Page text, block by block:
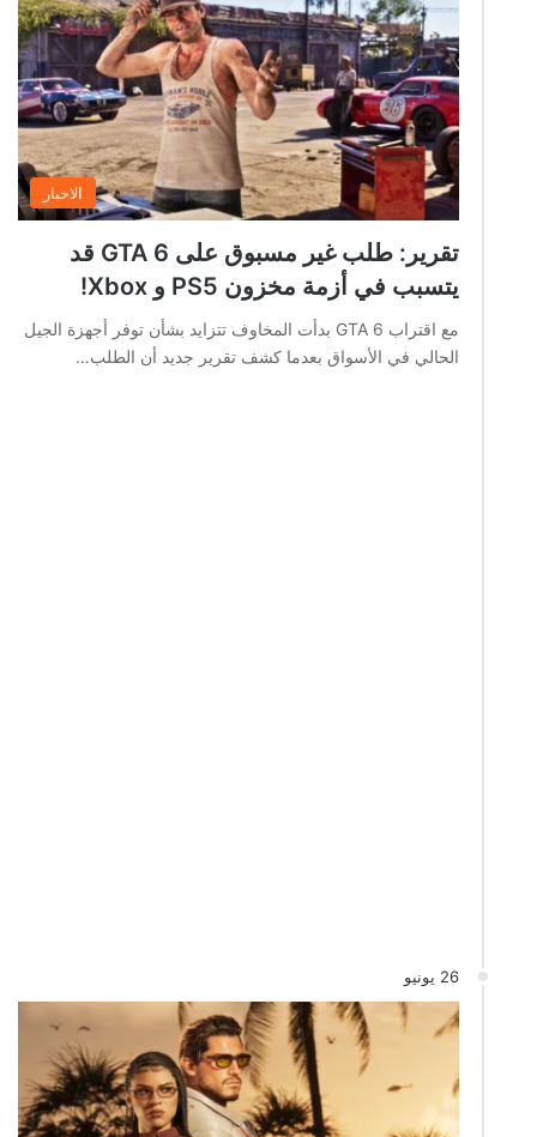
الاخبار
تقرير: طلب غير مسبوق على GTA 6 قد
يتسبب في أزمة مخزون PS5 و Xbox!
مع اقتراب GTA 6 بدأت المخاوف تتزايد بشأن توفر أجهزة الجيل
الحالي في الأسواق بعدما كشف تقرير جديد أن الطلب…
26 يونيو